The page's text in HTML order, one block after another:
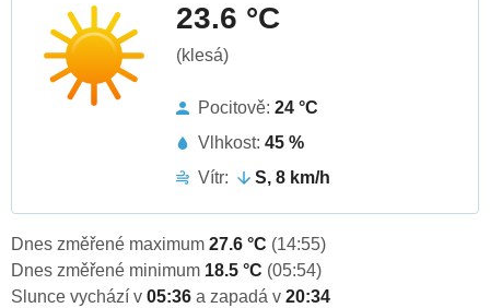
23.6 °C
(klesá)
Pocitově: 24 °C
Vlhkost: 45 %
Vítr:
S, 8 km/h
Dnes změřené maximum 27.6 °C (14:55)
Dnes změřené minimum 18.5 °C (05:54)
Slunce vychází v 05:36 a zapadá v 20:34